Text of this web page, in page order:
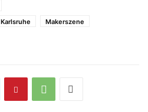
Karlsruhe
Makerszene